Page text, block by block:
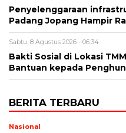
Penyelenggaraan
Padang Jopang Hampir
Sabtu, 8 Agustus 2026 - 06:34
Bakti Sosial di Lokasi
Bantuan kepada
BERITA TERBARU
Nasional